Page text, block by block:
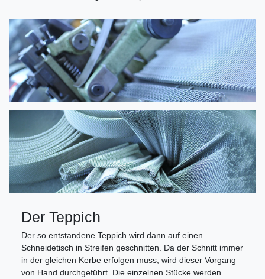
Der Teppich
Der so entstandene Teppich wird dann auf einen
Schneidetisch in Streifen geschnitten. Da der Schnitt immer
in der gleichen Kerbe erfolgen muss, wird dieser Vorgang
von Hand durchgeführt. Die einzelnen Stücke werden